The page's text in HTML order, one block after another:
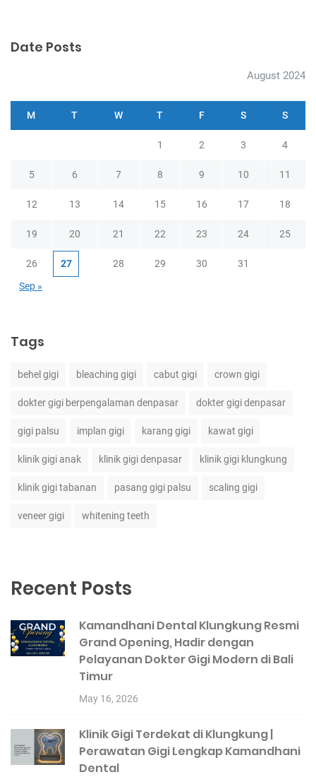
Date Posts
August 2024
M T W T F S S
1 2 3 4
5 6 7 8 9 10 11
12 13 14 15 16 17 18
19 20 21 22 23 24 25
26 27 28 29 30
31
Sep »
Tags
behel gigi bleaching gigi cabut gigi crown gigi
dokter gigi berpengalaman denpasar dokter gigi denpasar
gigi palsu implan gigi karang gigi kawat gigi
klinik gigi anak klinik gigi denpasar klinik gigi klungkung
klinik gigi tabanan pasang gigi palsu scaling gigi
veneer gigi whitening teeth
Recent Posts
Kamandhani Dental Klungkung Resmi
Grand Opening, Hadir dengan
Pelayanan Dokter Gigi Modern di Bali
Timur
May 16, 2026
Klinik Gigi Terdekat di Klungkung |
Perawatan Gigi Lengkap Kamandhani
Dental